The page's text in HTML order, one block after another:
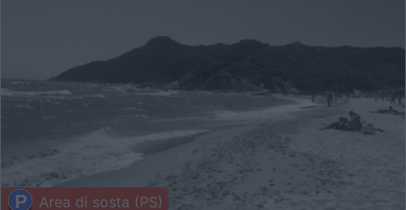
Area di sosta (PS)